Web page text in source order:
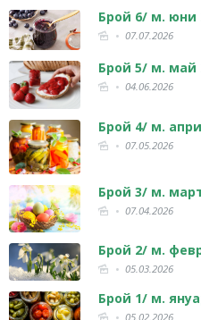
Брой 6/ м. юни
07.07.2026
Брой 5/ м. май
04.06.2026
Брой 4/ м.
07.05.2026
Брой 3/ м.
07.04.2026
Брой 2/ м.
05.03.2026
Брой 1/ м.
05.02.2026